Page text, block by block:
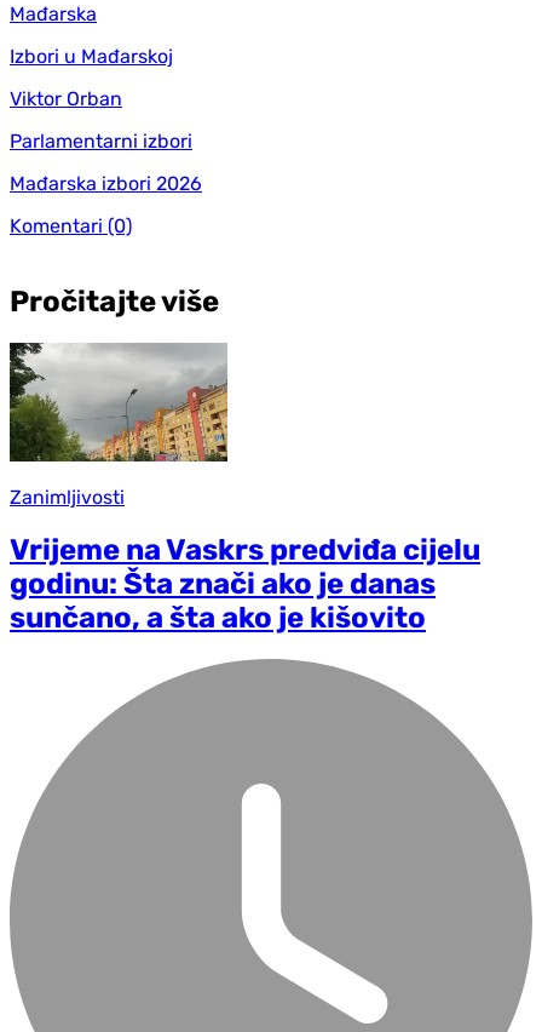
Mađarska
Izbori u Mađarskoj
Viktor Orban
Parlamentarni izbori
Mađarska izbori 2026
Komentari (0)
Pročitajte više
Zanimljivosti
Vrijeme na Vaskrs predviđa cijelu
godinu: Šta znači ako je danas
sunčano, a šta ako je kišovito